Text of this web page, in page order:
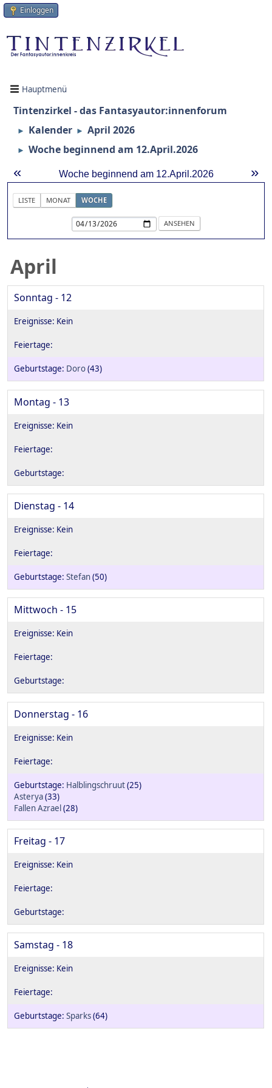
Einloggen
Hauptmenü
Tintenzirkel - das Fantasyautor:innenforum
► Kalender ► April 2026
► Woche beginnend am 12.April.2026
« »
Woche beginnend am 12.April.2026
LISTE MONAT WOCHE
April
Sonntag - 12
Doro(43)
Montag - 13
Dienstag - 14
Stefan(50)
Mittwoch - 15
Donnerstag - 16
Halblingschruut(25)
Asterya(33)
Fallen Azrael(28)
Freitag - 17
Samstag - 18
Sparks(64)